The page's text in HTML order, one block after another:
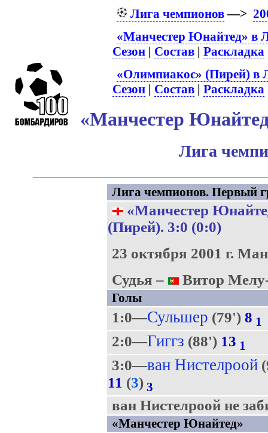
Лига чемпионов—>
«Манчестер Юнайтед» в
Сезон | Состав |Раскладка
«Олимпиакос» (Пирей) в
Сезон | Состав |Раскладка
«Манчестер
Лига
Лига чемпионов. Первый
«Манчестер
(Пирей). 3:0 (0:0)
23 октября 2001 г.
Судья –
Витор
Голы
1:0—Сульшер (79') 8 1
2:0—Гиггз (88') 13 1
3:0—ван Нистелроой
11 (3) 3
ван Нистелроой не
«Манчестер Юнайтед»